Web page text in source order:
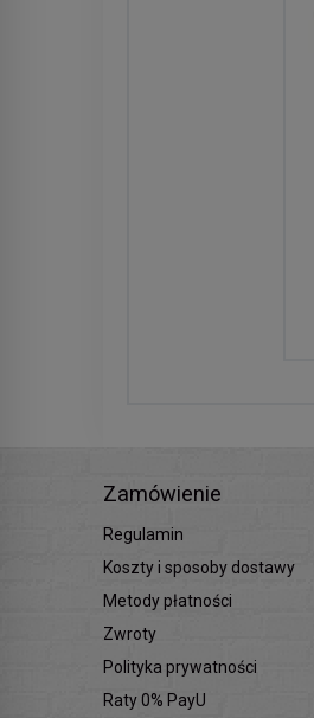
Zamówienie
Regulamin
Koszty i sposoby dostawy
Metody płatności
Zwroty
Polityka prywatności
Raty 0% PayU